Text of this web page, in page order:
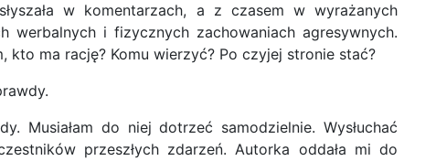
w komentarzach, a z czasem w wyrażanych
werbalnych i fizycznych zachowaniach agresywnych.
kto ma rację? Komu wierzyć? Po czyjej stronie stać?
Musiałam do niej dotrzeć samodzielnie. Wysłuchać
przeszłych zdarzeń. Autorka oddała mi do